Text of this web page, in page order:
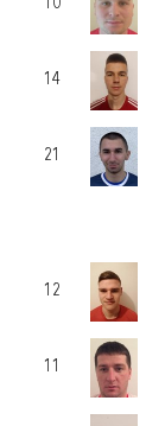
10
14
21
12
11